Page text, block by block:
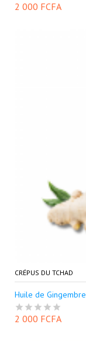
2 000 FCFA
CRÉPUS DU TCHAD
Huile de Gingembre
2 000 FCFA